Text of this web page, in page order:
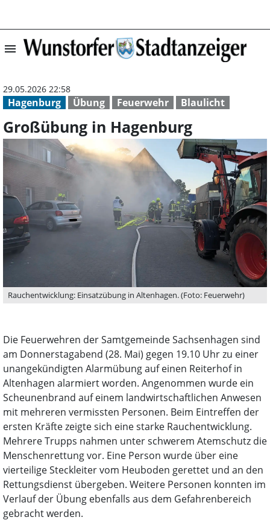
menu Großübung in
Hagenburg Übung Feuerwehr Blaulicht
29.05.2026 22:58
Großübung in Hagenburg
Rauchentwicklung: Einsatzübung in Altenhagen. (Foto: Feuerwehr)
Die Feuerwehren der Samtgemeinde Sachsenhagen sind
am Donnerstagabend (28. Mai) gegen 19.10 Uhr zu einer
unangekündigten Alarmübung auf einen Reiterhof in
Altenhagen alarmiert worden. Angenommen wurde ein
Scheunenbrand auf einem landwirtschaftlichen Anwesen
mit mehreren vermissten Personen. Beim Eintreffen der
ersten Kräfte zeigte sich eine starke Rauchentwicklung.
Mehrere Trupps nahmen unter schwerem Atemschutz die
Menschenrettung vor. Eine Person wurde über eine
vierteilige Steckleiter vom Heuboden gerettet und an den
Rettungsdienst übergeben. Weitere Personen konnten im
Verlauf der Übung ebenfalls aus dem Gefahrenbereich
gebracht werden.